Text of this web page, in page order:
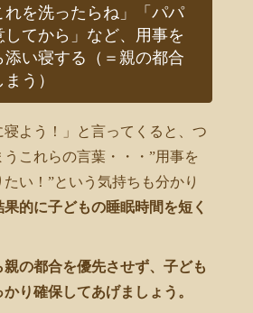
れを洗ったらね」「パパ
てから」など、用事を
い寝する（＝親の都合
う）
よう！」と言ってくると、つ
これらの言葉・・・”用事を
い！”という気持ちも分かり
果的に子どもの睡眠時間を短く
の都合を優先させず、子ども
り確保してあげましょう。